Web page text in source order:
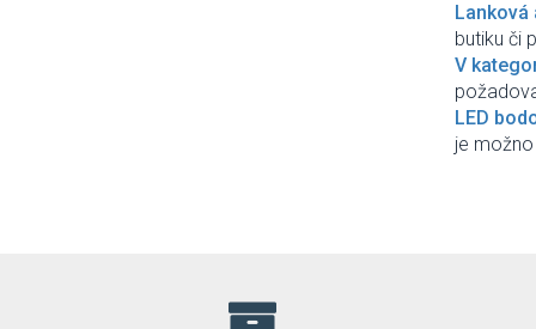
Lanková
butiku či
V
LED
je